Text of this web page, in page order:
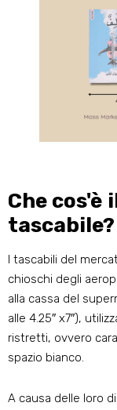
Che cos'è
tascabile?
I tascabili del
chioschi degli
alla cassa del
alle 4.25″ x7″),
ristretti, ovvero
spazio bianco.
A causa delle loro